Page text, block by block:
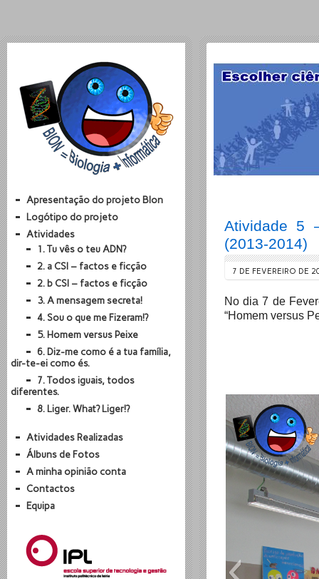
Atividade 5
(2013-2014)
7 DE FEVEREIRO DE
No dia 7 de
“Homem versus
Apresentação do projeto BIon
Logótipo do projeto
Atividades
1. Tu vês o teu ADN?
2. a CSI – factos e ficção
2. b CSI – factos e ficção
3. A mensagem secreta!
4. Sou o que me Fizeram!?
5. Homem versus Peixe
6. Diz-me como é a tua família,
dir-te-ei como és.
7. Todos iguais, todos
diferentes.
8. Liger. What? Liger!?
Atividades Realizadas
Álbuns de Fotos
A minha opinião conta
Contactos
Equipa